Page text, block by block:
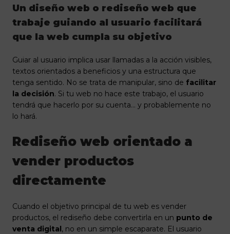
Un diseño web o rediseño web que
trabaje guiando al usuario facilitará
que la web cumpla su objetivo
Guiar al usuario implica usar llamadas a la acción visibles,
textos orientados a beneficios y una estructura que
tenga sentido. No se trata de manipular, sino de facilitar
la decisión. Si tu web no hace este trabajo, el usuario
tendrá que hacerlo por su cuenta… y probablemente no
lo hará.
Rediseño web orientado a
vender productos
directamente
Cuando el objetivo principal de tu web es vender
productos, el rediseño debe convertirla en un punto de
venta digital, no en un simple escaparate. El usuario